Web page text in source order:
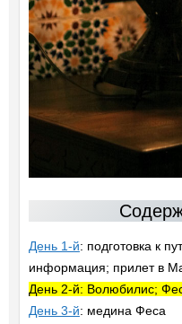
День 1-й: подготовка к
информация; прилет в
День 2-й: Волюбилис;
День 3-й: медина Феса